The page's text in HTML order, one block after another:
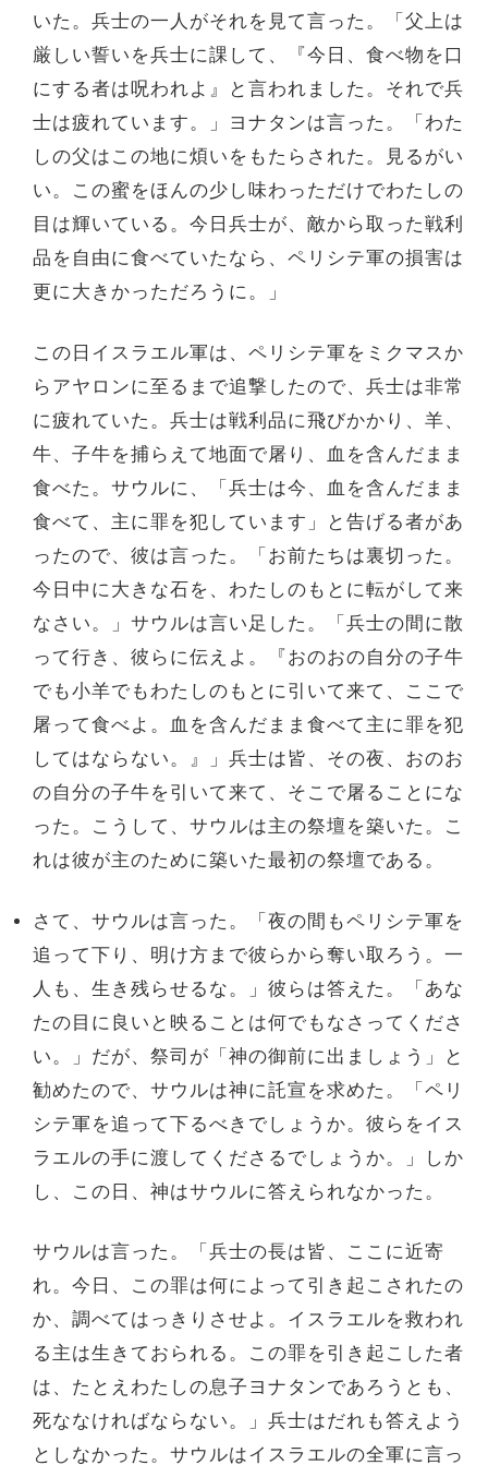
いた。兵士の一人がそれを見て言った。「父上は
厳しい誓いを兵士に課して、『今日、食べ物を口
にする者は呪われよ』と言われました。それで兵
士は疲れています。」ヨナタンは言った。「わた
しの父はこの地に煩いをもたらされた。見るがい
い。この蜜をほんの少し味わっただけでわたしの
目は輝いている。今日兵士が、敵から取った戦利
品を自由に食べていたなら、ペリシテ軍の損害は
更に大きかっただろうに。」
この日イスラエル軍は、ペリシテ軍をミクマスか
らアヤロンに至るまで追撃したので、兵士は非常
に疲れていた。兵士は戦利品に飛びかかり、羊、
牛、子牛を捕らえて地面で屠り、血を含んだまま
食べた。サウルに、「兵士は今、血を含んだまま
食べて、主に罪を犯しています」と告げる者があ
ったので、彼は言った。「お前たちは裏切った。
今日中に大きな石を、わたしのもとに転がして来
なさい。」サウルは言い足した。「兵士の間に散
って行き、彼らに伝えよ。『おのおの自分の子牛
でも小羊でもわたしのもとに引いて来て、ここで
屠って食べよ。血を含んだまま食べて主に罪を犯
してはならない。』」兵士は皆、その夜、おのお
の自分の子牛を引いて来て、そこで屠ることにな
った。こうして、サウルは主の祭壇を築いた。こ
れは彼が主のために築いた最初の祭壇である。
さて、サウルは言った。「夜の間もペリシテ軍を
追って下り、明け方まで彼らから奪い取ろう。一
人も、生き残らせるな。」彼らは答えた。「あな
たの目に良いと映ることは何でもなさってくださ
い。」だが、祭司が「神の御前に出ましょう」と
勧めたので、サウルは神に託宣を求めた。「ペリ
シテ軍を追って下るべきでしょうか。彼らをイス
ラエルの手に渡してくださるでしょうか。」しか
し、この日、神はサウルに答えられなかった。
サウルは言った。「兵士の長は皆、ここに近寄
れ。今日、この罪は何によって引き起こされたの
か、調べてはっきりさせよ。イスラエルを救われ
る主は生きておられる。この罪を引き起こした者
は、たとえわたしの息子ヨナタンであろうとも、
死ななければならない。」兵士はだれも答えよう
としなかった。サウルはイスラエルの全軍に言っ